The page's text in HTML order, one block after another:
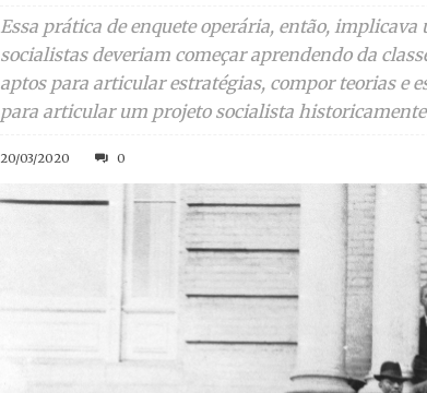
Essa prática de enquete operária, então,
socialistas deveriam começar aprendendo da
aptos para articular estratégias, compor teorias e
para articular um projeto socialista
20/03/2020 0